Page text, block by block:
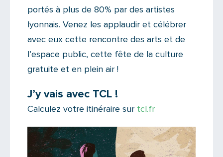
portés à plus de 80% par des artistes
lyonnais. Venez les applaudir et célébrer
avec eux cette rencontre des arts et de
l’espace public, cette fête de la culture
gratuite et en plein air !
J’y vais avec TCL !
Calculez votre itinéraire sur tcl.fr